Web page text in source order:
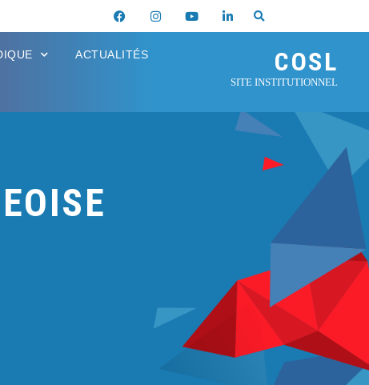
ACTUALITÉS COSL
SITE INSTITUTIONNEL